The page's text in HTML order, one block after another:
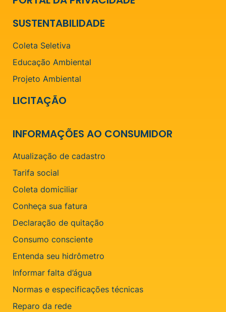
SUSTENTABILIDADE
Coleta Seletiva
Educação Ambiental
Projeto Ambiental
LICITAÇÃO
INFORMAÇÕES AO CONSUMIDOR
Atualização de cadastro
Tarifa social
Coleta domiciliar
Conheça sua fatura
Declaração de quitação
Consumo consciente
Entenda seu hidrômetro
Informar falta d’água
Normas e especificações técnicas
Reparo da rede